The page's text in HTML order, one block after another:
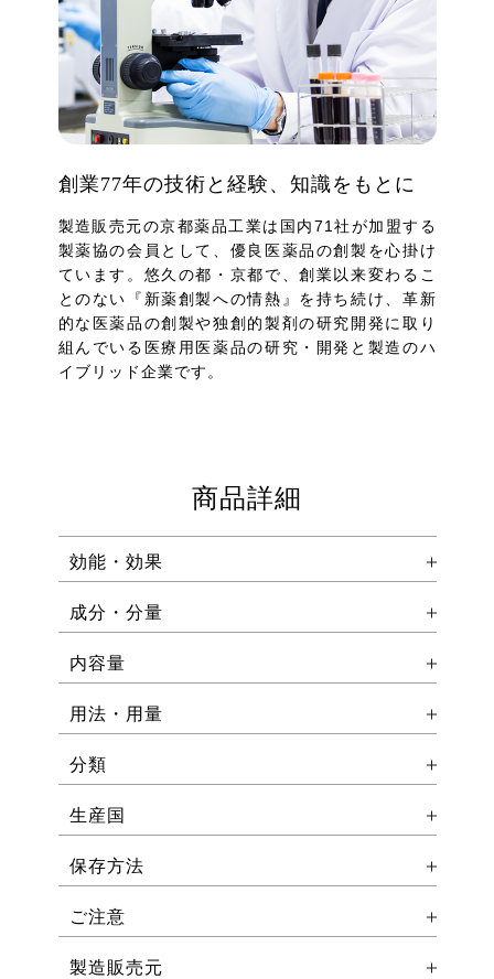
創業77年の技術と経験、知識をもとに
製造販売元の京都薬品工業は国内71社が加盟する
製薬協の会員として、優良医薬品の創製を心掛け
ています。悠久の都・京都で、創業以来変わるこ
とのない『新薬創製への情熱』を持ち続け、革新
的な医薬品の創製や独創的製剤の研究開発に取り
組んでいる医療用医薬品の研究・開発と製造のハ
イブリッド企業です。
商品詳細
効能・効果
成分・分量
内容量
用法・用量
分類
生産国
保存方法
ご注意
製造販売元